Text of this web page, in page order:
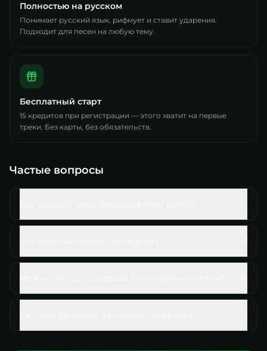
Полностью на русском
Понимает русский язык, рифмует и ставит ударения.
Подходит для песен на любую тему.
Бесплатный старт
15 кредитов при регистрации — этого хватит на первые
треки. Без карты, без обязательств.
Частые вопросы